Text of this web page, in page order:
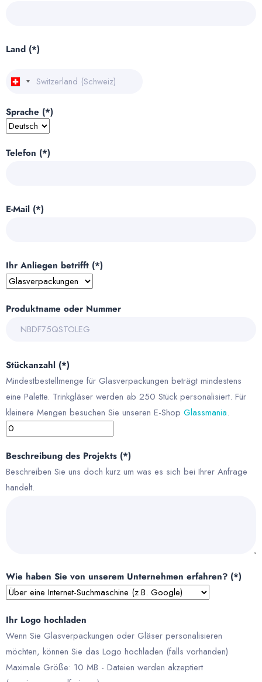
Land (*)
Sprache (*)
Telefon (*)
E-Mail (*)
Ihr Anliegen betrifft (*)
Produktname oder Nummer
Stückanzahl (*)
Mindestbestellmenge für Glasverpackungen beträgt mindestens
eine Palette. Trinkgläser werden ab 250 Stück personalisiert. Für
kleinere Mengen besuchen Sie unseren E-Shop Glassmania.
Beschreibung des Projekts (*)
Beschreiben Sie uns doch kurz um was es sich bei Ihrer Anfrage
handelt.
Wie haben Sie von unserem Unternehmen erfahren? (*)
Ihr Logo hochladen
Wenn Sie Glasverpackungen oder Gläser personalisieren
möchten, können Sie das Logo hochladen (falls vorhanden)
Maximale Größe: 10 MB - Dateien werden akzeptiert